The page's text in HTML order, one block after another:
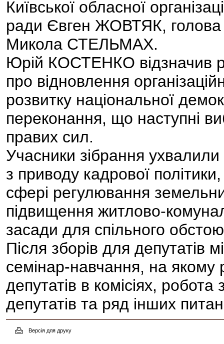
Київської обласної
ради Євген ЖОВТЯК, голова
Микола СТЕЛЬМАХ.
Юрій КОСТЕНКО відзначив
про відновлення
розвитку національної
переконання, що наступні
правих сил.
Учасники зібрання
з приводу кадрової
сфері регулювання
підвищення житлово-
засади для спільного
Після зборів для депутатів
семінар-навчання, на якому
депутатів в комісіях,
депутатів та ряд інших
Версія для друку